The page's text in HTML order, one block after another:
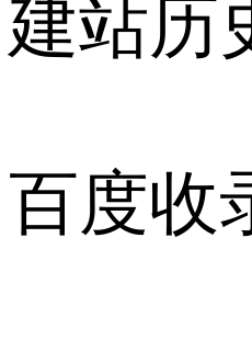
建站历
百度收